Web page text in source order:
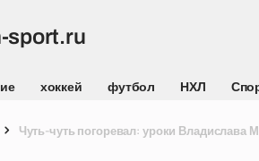
sport.ru
хоккей футбол НХЛ
Чуть-чуть погоревал: уроки Владислава